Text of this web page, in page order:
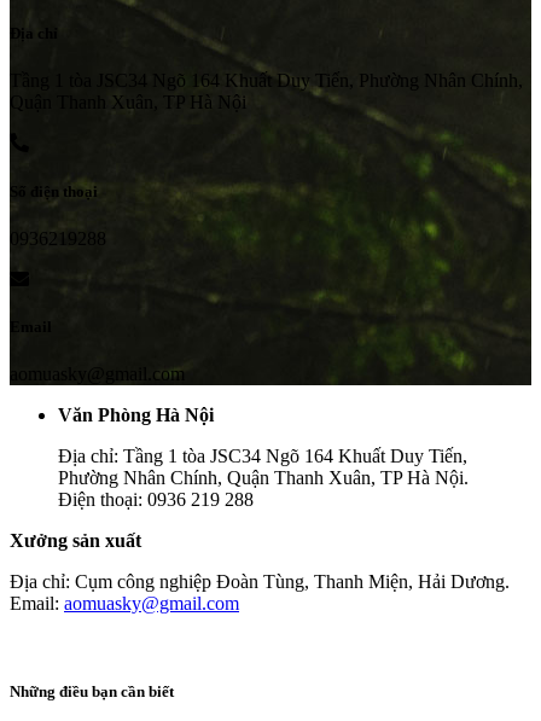
Địa chỉ
Tầng 1 tòa JSC34 Ngõ 164 Khuất Duy Tiến, Phường Nhân Chính,
Quận Thanh Xuân, TP Hà Nội
Số điện thoại
0936219288
Email
aomuasky@gmail.com
Văn Phòng Hà Nội
Địa chỉ: Tầng 1 tòa JSC34 Ngõ 164 Khuất Duy Tiến,
Phường Nhân Chính, Quận Thanh Xuân, TP Hà Nội.
Điện thoại: 0936 219 288
Xưởng sản xuất
Địa chỉ: Cụm công nghiệp Đoàn Tùng, Thanh Miện, Hải Dương.
Email: aomuasky@gmail.com
Những điều bạn cần biết